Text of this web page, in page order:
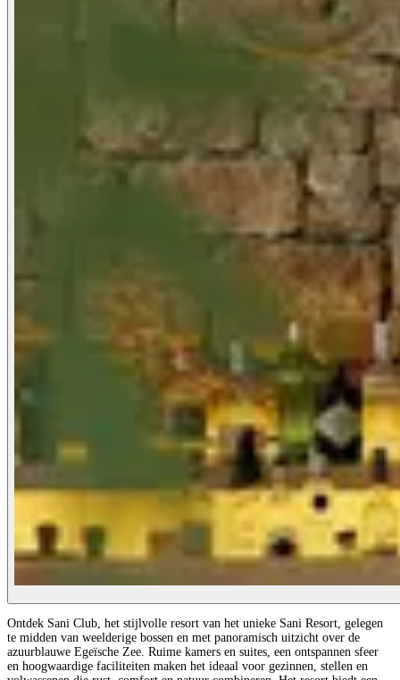
Ontdek Sani Club, het stijlvolle resort van het unieke Sani Resort, gelegen
te midden van weelderige bossen en met panoramisch uitzicht over de
azuurblauwe Egeïsche Zee. Ruime kamers en suites, een ontspannen sfeer
en hoogwaardige faciliteiten maken het ideaal voor gezinnen, stellen en